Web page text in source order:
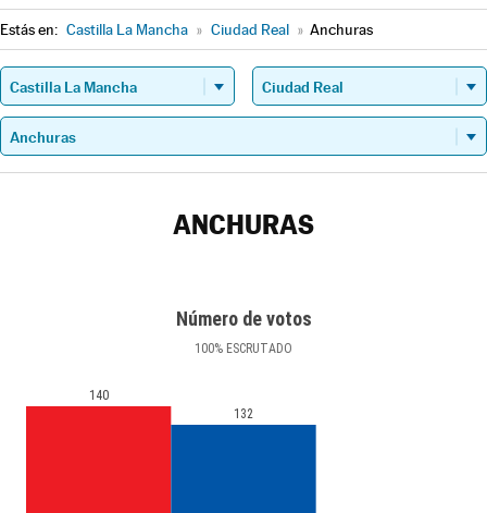
Estás en: Castilla La Mancha » Ciudad Real » Anchuras
ANCHURAS
Número de votos
100% ESCRUTADO
140
132